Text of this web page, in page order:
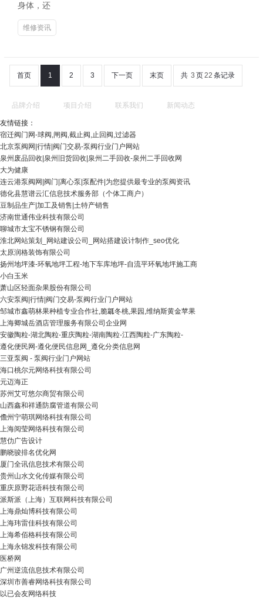
身体，还
维修资讯
首页 1 2 3 下一页 末页 共 3 页22 条记录
品牌介绍 项目介绍 联系我们 新闻动态
友情链接：
宿迁阀门网-球阀,闸阀,截止阀,止回阀,过滤器
北京泵阀网|行情|阀门交易-泵阀行业门户网站
泉州废品回收|泉州旧货回收|泉州二手回收-泉州二手回收网
大为健康
连云港泵阀网|阀门|离心泵|泵配件|为您提供最专业的泵阀资讯
德化县慧谱云汇信息技术服务部（个体工商户）
豆制品生产|加工及销售|土特产销售
济南世通伟业科技有限公司
聊城市太宝不锈钢有限公司
淮北网站策划_网站建设公司_网站搭建设计制作_seo优化
太原润格装饰有限公司
扬州地坪漆-环氧地坪工程-地下车库地坪-自流平环氧地坪施工商
小白玉米
萧山区轻面杂果股份有限公司
六安泵阀|行情|阀门交易-泵阀行业门户网站
邹城市鑫萌林果种植专业合作社,脆瓤冬桃,果园,维纳斯黄金苹果
上海卿城岳酒店管理服务有限公司企业网
安徽陶粒-湖北陶粒-重庆陶粒-湖南陶粒-江西陶粒-广东陶粒-
遵化便民网-遵化便民信息网_遵化分类信息网
三亚泵阀 - 泵阀行业门户网站
海口桃尔元网络科技有限公司
元迈海正
苏州艾可悠尔商贸有限公司
山西鑫和祥通防腐管道有限公司
儋州宁萌琪网络科技有限公司
上海阅莹网络科技有限公司
慧仂广告设计
鹏晓骏排名优化网
厦门全讯信息技术有限公司
贵州山水文化传媒有限公司
重庆原野花语科技有限公司
派斯派（上海）互联网科技有限公司
上海鼎灿博科技有限公司
上海玮雷佳科技有限公司
上海希佰格科技有限公司
上海永锦发科技有限公司
医桥网
广州逆流信息技术有限公司
深圳市善睿网络科技有限公司
以已会友网络科技